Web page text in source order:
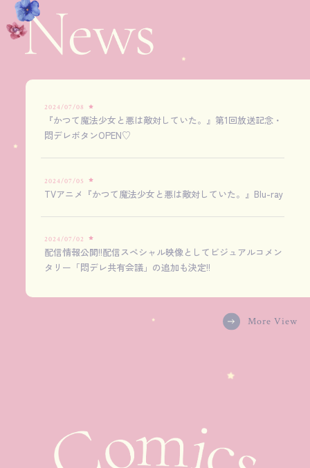
2024/07/08
『かつて魔法少女と悪は敵対していた。』第1回放送記念・
悶デレボタンOPEN♡
2024/07/05
TVアニメ『かつて魔法少女と悪は敵対していた。』Blu-ray
2024/07/02
配信情報公開!!配信スペシャル映像としてビジュアルコメン
タリー「悶デレ共有会議」の追加も決定!!
More View